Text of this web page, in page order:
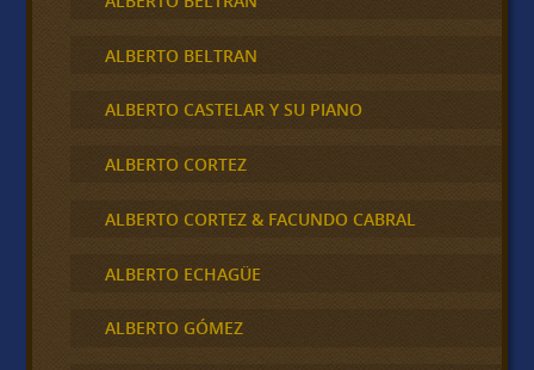
ALBERTO BELTRAN
ALBERTO CASTELAR Y SU PIANO
ALBERTO CORTEZ
ALBERTO CORTEZ & FACUNDO CABRAL
ALBERTO ECHAGÜE
ALBERTO GÓMEZ